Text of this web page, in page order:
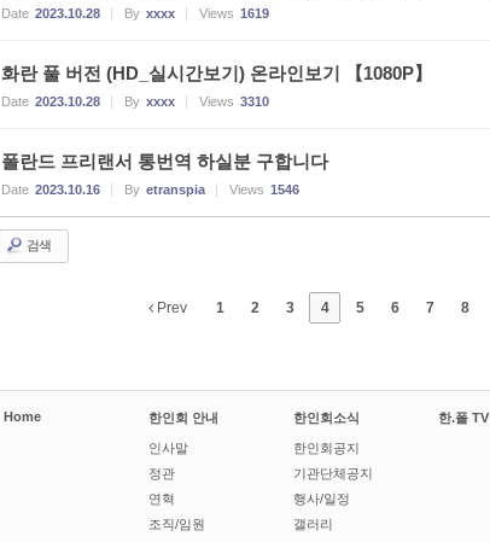
Date 2023.10.28 By xxxx Views 1619
화란 풀 버전 (HD_실시간보기) 온라인보기 【1080P】
Date 2023.10.28 By xxxx Views 3310
폴란드 프리랜서 통번역 하실분 구합니다
Date 2023.10.16 By etranspia Views 1546
검색
Prev 1 2 3 4 5 6 7 8
Home 한인회 안내
인사말
정관
연혁
조직/임원
한인회소식
한인회공지
기관단체공지
행사/일정
갤러리
한.폴 TV